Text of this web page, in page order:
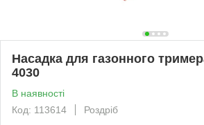
Насадка для газонного
4030
В наявності
Код: 113614
Роздріб